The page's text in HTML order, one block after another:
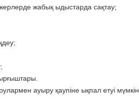
жабық ыдыстарда сақтау;
ауыру қаупіне ықпал етуі мүмкін.